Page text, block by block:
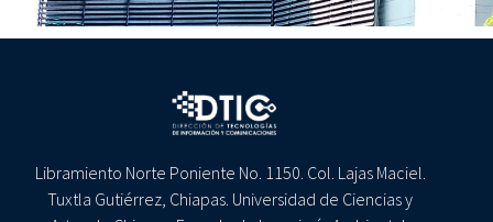
Libramiento Norte Poniente No. 1150. Col. Lajas Maciel.
Tuxtla Gutiérrez, Chiapas. Universidad de Ciencias y